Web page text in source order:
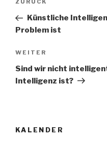
Vorheriger
Beitrag
ZURÜCK
Künstliche
Problem ist
Nächster
Beitrag
WEITER
Sind wir nicht
Intelligenz ist?
KALENDER